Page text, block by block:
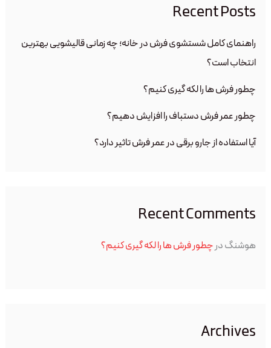
Recent Posts
راهنمای کامل شستشوی فرش در خانه؛ چه زمانی قالیشویی بهترین
انتخاب است؟
چطور فرش ها را لکه گیری کنیم؟
چطور عمر فرش دستباف را افزایش دهیم؟
آیا استفاده از جارو برقی در عمر فرش تاثیر دارد؟
Recent Comments
هوشنگدر چطور فرش ها را لکه گیری کنیم؟
Archives